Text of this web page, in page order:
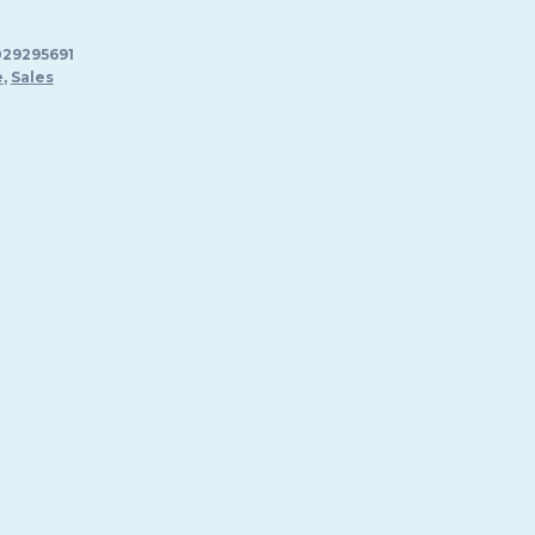
€.
, Sales